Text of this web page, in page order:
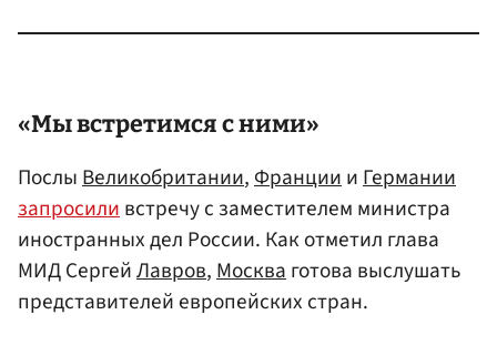
«Мы встретимся с ними»
ПослыВеликобритании,ФранциииГермании
запросиливстречу с заместителем министра
иностранных дел России. Как отметил глава
МИД СергейЛавров,Москваготова выслушать
представителей европейских стран.